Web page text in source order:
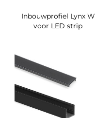
Inbouwprofiel Lynx W
voor LED strip